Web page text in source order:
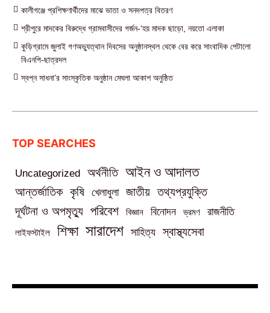
কালীগঞ্জে প্রশিক্ষণার্থীদের মাঝে ভাতা ও সনদপত্র বিতরণ
শ্রীপুরে মাদকের বিরুদ্ধে গ্রামবাসীদের গর্জন-‘হয় মাদক ছাড়ো, নয়তো এলাকা
কুড়িগ্রামে জুলাই গণঅভ্যুত্থান দিবসের অনুষ্ঠানস্থল থেকে বের করে সাংবাদিক পেটালো
বিএনপি-ছাত্রদল
স্বপ্ন সাধনা’র সাংস্কৃতিক অনুষ্ঠান মেঘলা আকাশ অনুষ্ঠিত
TOP SEARCHES
Uncategorized অর্থনীতি আইন ও আদালত
আন্তর্জাতিক কৃষি খেলাধুলা জাতীয় তথ্যপ্রযুক্তি
দূর্ঘটনা ও অপমৃত্যু পরিবেশ বিজ্ঞান বিনোদন ভ্রমণ রাজনীতি
লাইফস্টাইল শিক্ষা সারাদেশ সাহিত্য স্বাস্থ্যসেবা